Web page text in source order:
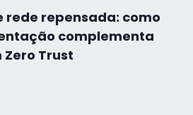
rede repensada: como
complementa
Trust